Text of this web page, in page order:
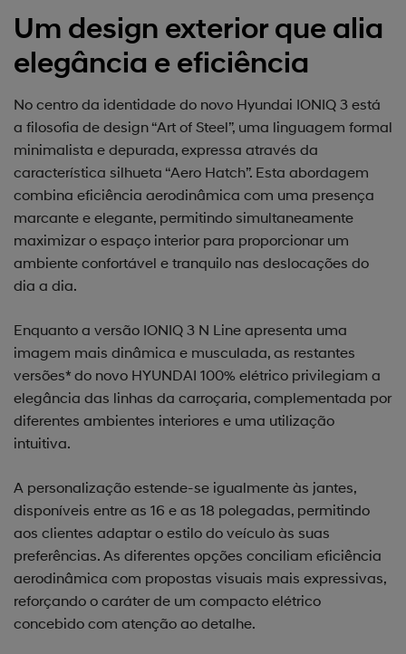
Um design exterior que alia
elegância e eficiência
No centro da identidade do novo Hyundai IONIQ 3 está
a filosofia de design “Art of Steel”, uma linguagem formal
minimalista e depurada, expressa através da
característica silhueta “Aero Hatch”. Esta abordagem
combina eficiência aerodinâmica com uma presença
marcante e elegante, permitindo simultaneamente
maximizar o espaço interior para proporcionar um
ambiente confortável e tranquilo nas deslocações do
dia a dia.
Enquanto a versão IONIQ 3 N Line apresenta uma
imagem mais dinâmica e musculada, as restantes
versões* do novo HYUNDAI 100% elétrico privilegiam a
elegância das linhas da carroçaria, complementada por
diferentes ambientes interiores e uma utilização
intuitiva.
A personalização estende-se igualmente às jantes,
disponíveis entre as 16 e as 18 polegadas, permitindo
aos clientes adaptar o estilo do veículo às suas
preferências. As diferentes opções conciliam eficiência
aerodinâmica com propostas visuais mais expressivas,
reforçando o caráter de um compacto elétrico
concebido com atenção ao detalhe.